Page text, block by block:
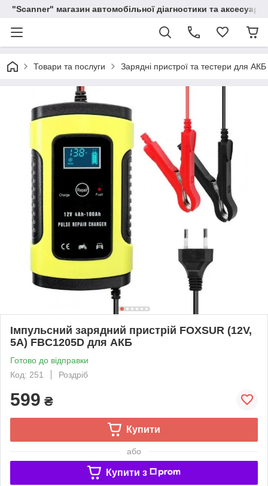
"Scanner" магазин автомобільної діагностики та аксесуарів
Товари та послуги Зарядні пристрої та тестери для АКБ
Імпульсний зарядний пристрій FOXSUR (12V,
5A) FBC1205D для АКБ
Готово до відправки
Код: 251
Роздріб
599 ₴
Купити
або
Купити з